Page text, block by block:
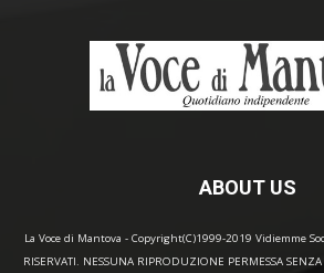
ABOUT US
La Voce di Mantova - Copyright(C)1999-2019 Vidiemme
RISERVATI. NESSUNA RIPRODUZIONE PERMESSA